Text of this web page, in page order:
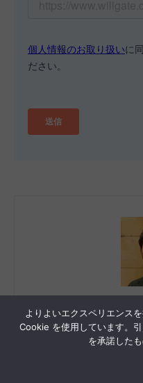
執筆者 伊藤 航太朗
株式会社ウィルゲート /
アコンサルタント
大学在学中にWeb制作会社を
よりよいエクスペリエンス
Cookie を使用しています。
を承諾した